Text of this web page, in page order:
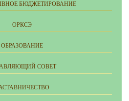
БЮДЖЕТИРОВАНИЕ
ОРКСЭ
ОБРАЗОВАНИЕ
СОВЕТ